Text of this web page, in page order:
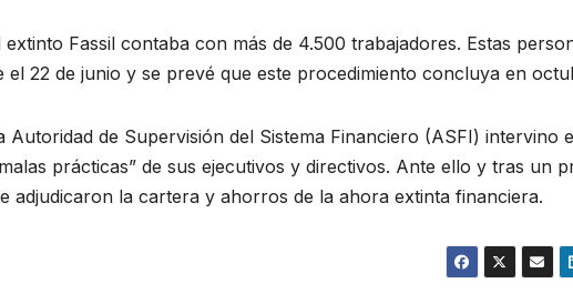
Fassil contaba con más de 4.500 trabajadores. Estas
el 22 de junio y se prevé que este procedimiento concluya en
Autoridad de Supervisión del Sistema Financiero (ASFI) intervino
prácticas” de sus ejecutivos y directivos. Ante ello y tras un
adjudicaron la cartera y ahorros de la ahora extinta financiera.